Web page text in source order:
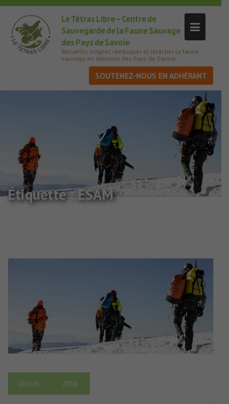
Le Tétras Libre – Centre de
Sauvegarde de la Faune Sauvage
des Pays de Savoie
Recueillir, soigner, rééduquer et relâcher la faune
sauvage en détresse des Pays de Savoie
SOUTENEZ-NOUS
Étiquette :ESAM
20 Oct 2024